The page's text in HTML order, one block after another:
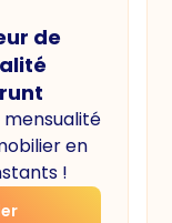
de
en
!